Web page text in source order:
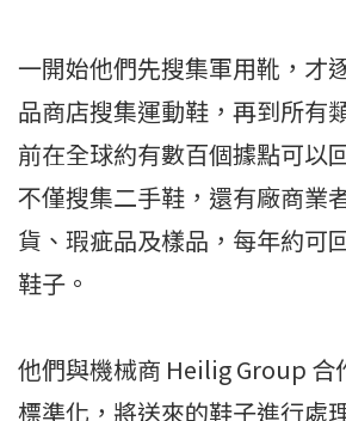
一開始他們先搜集軍用靴，才
品商店搜集運動鞋，再到所有
前在全球約有數百個據點可以
不僅搜集二手鞋，還有廠商業
貨、瑕疵品及樣品，每年約可
鞋子。
他們與機械商 Heilig Group 合
標準化，將送來的鞋子進行處